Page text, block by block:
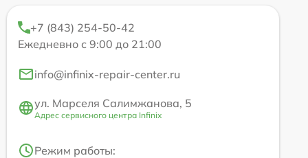
+7 (843) 254-50-42
Ежедневно с 9:00 до 21:00
info@infinix-repair-center.ru
ул. Марселя Салимжанова, 5
Адрес сервисного центра Infinix
Режим работы: